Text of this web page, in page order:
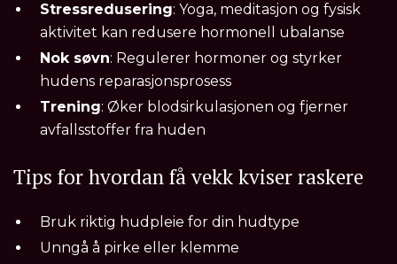
Stressredusering: Yoga, meditasjon og fysisk
aktivitet kan redusere hormonell ubalanse
Nok søvn: Regulerer hormoner og styrker
hudens reparasjonsprosess
Trening: Øker blodsirkulasjonen og fjerner
avfallsstoffer fra huden
Tips for hvordan få vekk kviser raskere
Bruk riktig hudpleie for din hudtype
Unngå å pirke eller klemme